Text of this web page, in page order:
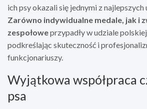
ich psy okazali się jednymi z
Zarówno indywidualne medale, jak i
zespołoweprzypadły w udziale
podkreślając skuteczność i
funkcjonariuszy.
Wyjątkowa współpraca
psa